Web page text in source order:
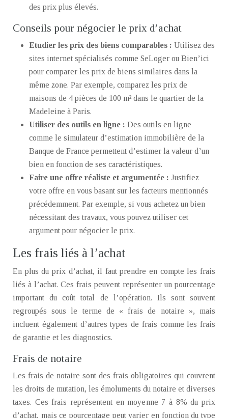
des prix plus élevés.
Conseils pour négocier le prix d’achat
Etudier les prix des biens comparables : Utilisez des
sites internet spécialisés comme SeLoger ou Bien’ici
pour comparer les prix de biens similaires dans la
même zone. Par exemple, comparez les prix de
maisons de 4 pièces de 100 m² dans le quartier de la
Madeleine à Paris.
Utiliser des outils en ligne : Des outils en ligne
comme le simulateur d’estimation immobilière de la
Banque de France permettent d’estimer la valeur d’un
bien en fonction de ses caractéristiques.
Faire une offre réaliste et argumentée : Justifiez
votre offre en vous basant sur les facteurs mentionnés
précédemment. Par exemple, si vous achetez un bien
nécessitant des travaux, vous pouvez utiliser cet
argument pour négocier le prix.
Les frais liés à l’achat
En plus du prix d’achat, il faut prendre en compte les frais
liés à l’achat. Ces frais peuvent représenter un pourcentage
important du coût total de l’opération. Ils sont souvent
regroupés sous le terme de « frais de notaire », mais
incluent également d’autres types de frais comme les frais
de garantie et les diagnostics.
Frais de notaire
Les frais de notaire sont des frais obligatoires qui couvrent
les droits de mutation, les émoluments du notaire et diverses
taxes. Ces frais représentent en moyenne 7 à 8% du prix
d’achat, mais ce pourcentage peut varier en fonction du type